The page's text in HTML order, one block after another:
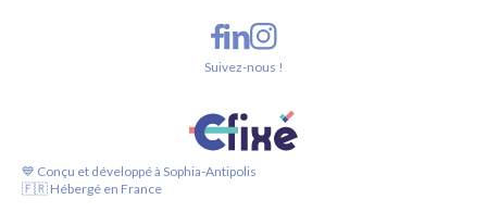
💙 Conçu et développé à Sophia-Antipolis
🇫🇷 Hébergé en France
Suivez-nous !